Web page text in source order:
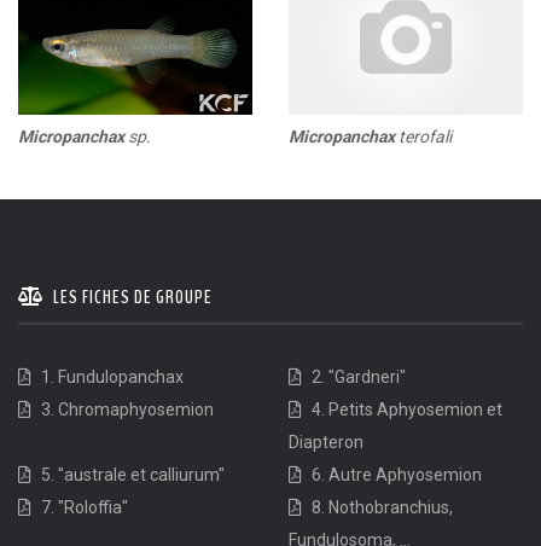
Micropanchaxsp. Micropanchaxterofali
LES FICHES DE GROUPE
1. Fundulopanchax
2. "Gardneri"
3. Chromaphyosemion
4. Petits Aphyosemion et
Diapteron
5. "australe et calliurum"
6. Autre Aphyosemion
7. "Roloffia"
8. Nothobranchius,
Fundulosoma, ...